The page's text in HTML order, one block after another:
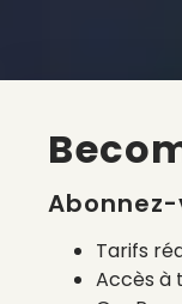
Tarifs
Accès à